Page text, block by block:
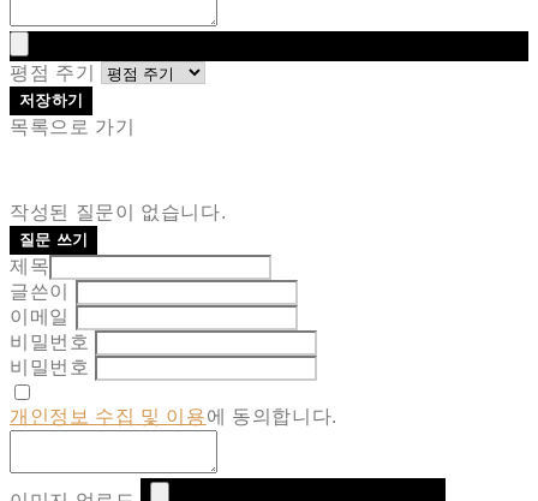
평점 주기
저장하기
목록으로 가기
작성된 질문이 없습니다.
질문 쓰기
제목
글쓴이
이메일
비밀번호
비밀번호
개인정보 수집 및 이용에 동의합니다.